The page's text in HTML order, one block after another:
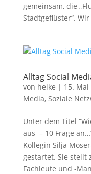
gemeinsam, die
Stadtgeflüster“.
Alltag Social
von heike | 15. Mai
Media, Soziale
Unter dem Titel
aus – 10 Frage
Kollegin Silja
gestartet. Sie stellt
Fachleute und -